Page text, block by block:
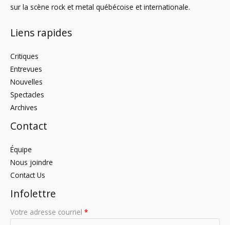
sur la scène rock et metal québécoise et internationale.
Liens rapides
Critiques
Entrevues
Nouvelles
Spectacles
Archives
Contact
Équipe
Nous joindre
Contact Us
Infolettre
Votre adresse courriel *